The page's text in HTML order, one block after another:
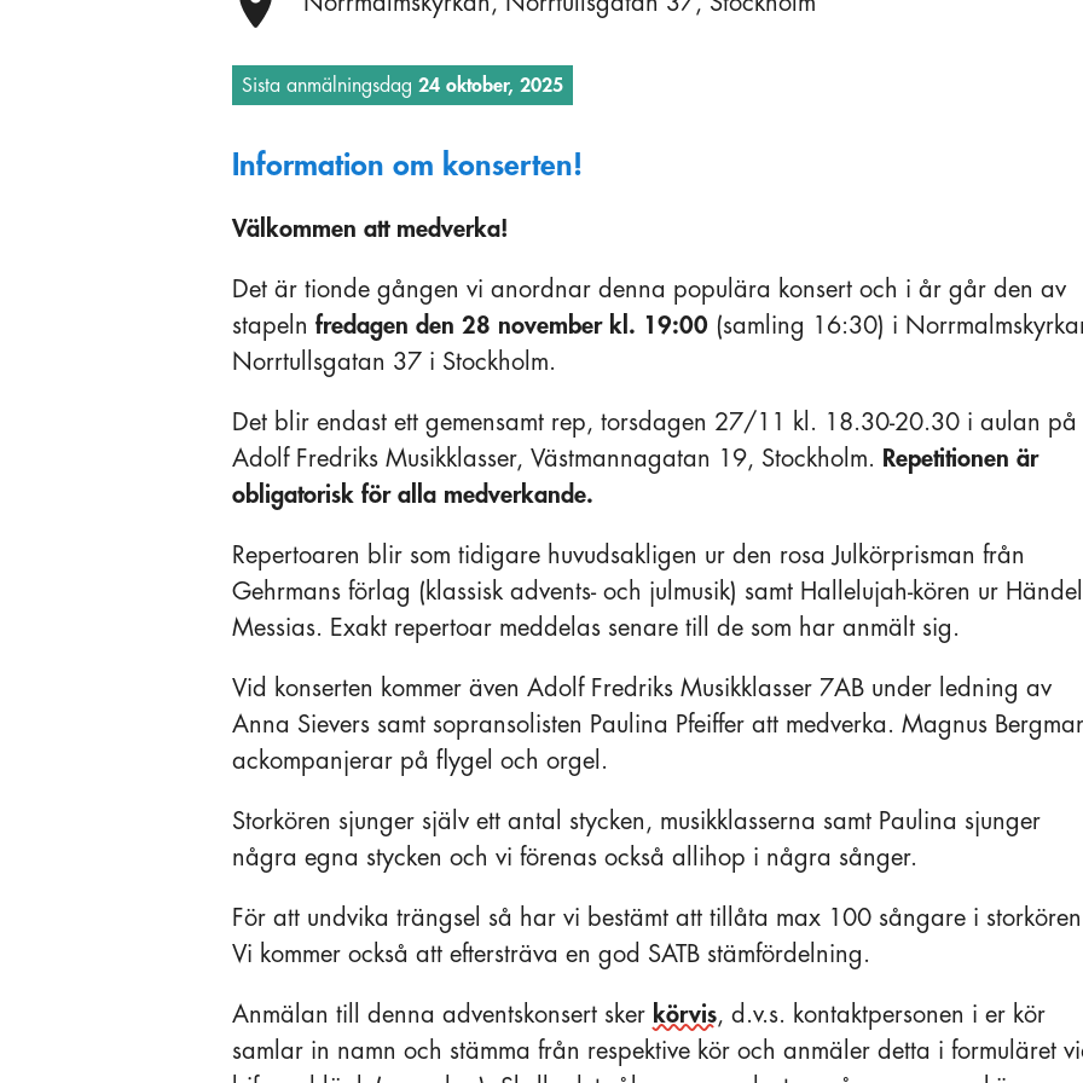
Sista anmälningsdag24 oktober, 2025
Information om konserten!
Välkommen att medverka!
Det är tionde gången vi anordnar denna populära konsert och i år går den av
stapeln fredagen den 28 november kl. 19:00 (samling 16:30) i
Norrtullsgatan 37 i Stockholm.
Det blir endast ett gemensamt rep, torsdagen 27/11 kl. 18.30-20.30 i aulan på
Adolf Fredriks Musikklasser, Västmannagatan 19, Stockholm. Repetitionen är
obligatorisk för alla medverkande.
Repertoaren blir som tidigare huvudsakligen ur den rosa Julkörprisman från
Gehrmans förlag (klassisk advents- och julmusik) samt Hallelujah-kören ur
Messias. Exakt repertoar meddelas senare till de som har anmält sig.
Vid konserten kommer även Adolf Fredriks Musikklasser 7AB under ledning av
Anna Sievers samt sopransolisten Paulina Pfeiffer att medverka. Magnus
ackompanjerar på flygel och orgel.
Storkören sjunger själv ett antal stycken, musikklasserna samt Paulina sjunger
några egna stycken och vi förenas också allihop i några sånger.
För att undvika trängsel så har vi bestämt att tillåta max 100 sångare i
Vi kommer också att eftersträva en god SATB stämfördelning.
Anmälan till denna adventskonsert sker körvis, d.v.s. kontaktpersonen i er kör
samlar in namn och stämma från respektive kör och anmäler detta i formuläret